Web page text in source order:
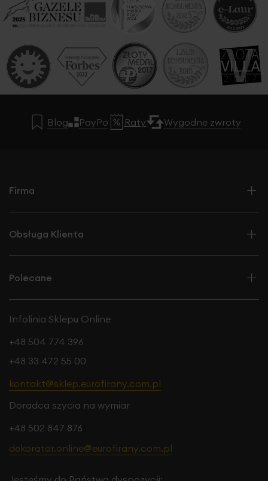
Blog PayPo Raty Wygodne zwroty
Firma
Obsługa Klienta
Polecane
Infolinia Sklepu Online
+48 504 774 396
+48 33 472 55 00
kontakt@sklep.eurofirany.com.pl
Doradca szycia na wymiar
+48 502 847 876
dekorator.online@eurofirany.com.pl